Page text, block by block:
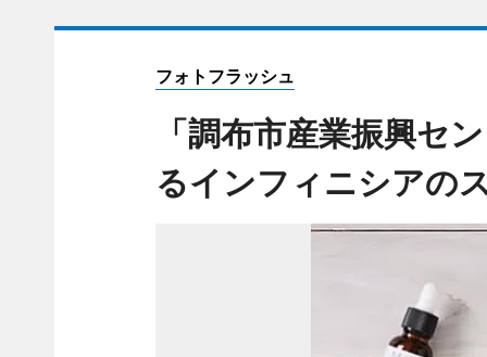
フォトフラッシュ
「調布市産業振興セ
るインフィニシアの